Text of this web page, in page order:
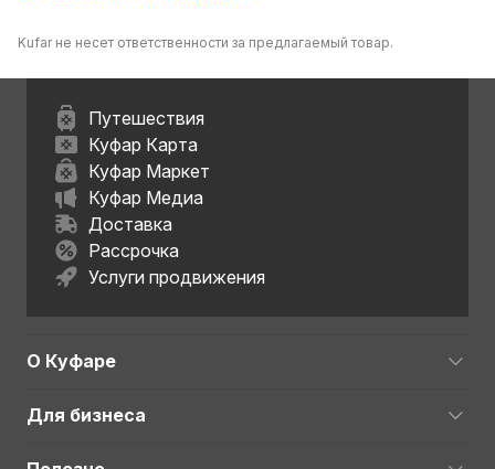
Kufar не несет ответственности за предлагаемый товар.
Путешествия
Куфар Карта
Куфар Маркет
Куфар Медиа
Доставка
Рассрочка
Услуги продвижения
О Куфаре
Для бизнеса